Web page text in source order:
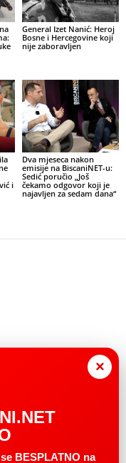
General Izet Nanić: Heroj
Bosne i Hercegovine koji
nije zaboravljen
i
Dva mjeseca nakon
emisije na BiscaniNET-u:
Sedić poručio „Još
čekamo odgovor koji je
najavljen za sedam dana“
×
BESPLATNO na